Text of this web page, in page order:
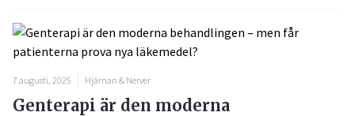
7 augusti, 2025 Hjärnan & Nerver
Genterapi är den moderna